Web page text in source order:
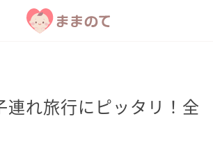
れ旅行にピッタリ！全